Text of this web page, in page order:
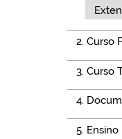
2. Curso
3. Curso
4.
5. Ensino